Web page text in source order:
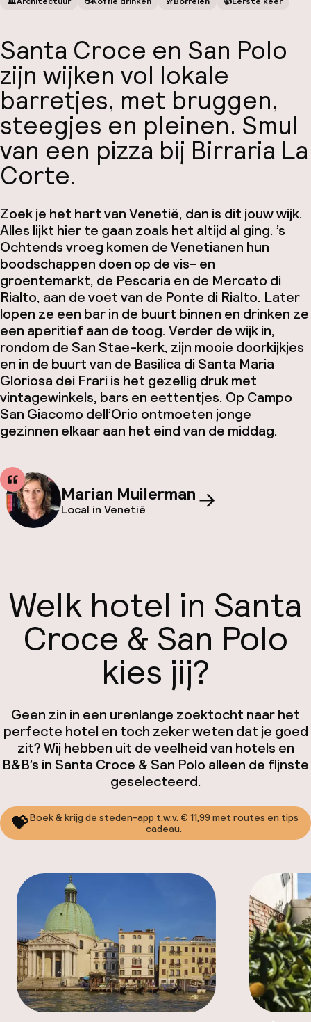
Santa Croce en San Polo
zijn wijken vol lokale
barretjes, met bruggen,
steegjes en pleinen. Smul
van een pizza bij Birraria La
Corte.
Zoek je het hart van Venetië, dan is dit jouw wijk.
Alles lijkt hier te gaan zoals het altijd al ging. ’s
Ochtends vroeg komen de Venetianen hun
boodschappen doen op de vis- en
groentemarkt, de Pescaria en de Mercato di
Rialto, aan de voet van de Ponte di Rialto. Later
lopen ze een bar in de buurt binnen en drinken ze
een aperitief aan de toog. Verder de wijk in,
rondom de San Stae-kerk, zijn mooie doorkijkjes
en in de buurt van de Basilica di Santa Maria
Gloriosa dei Frari is het gezellig druk met
vintagewinkels, bars en eettentjes. Op Campo
San Giacomo dell’Orio ontmoeten jonge
gezinnen elkaar aan het eind van de middag.
Marian Muilerman
Local in Venetië
Welk hotel in Santa
Croce & San Polo
kies jij?
Geen zin in een urenlange zoektocht naar het
perfecte hotel en toch zeker weten dat je goed
zit? Wij hebben uit de veelheid van hotels en
B&B’s in Santa Croce & San Polo alleen de fijnste
geselecteerd.
💝Boek & krijg de steden-app t.w.v. € 11,99 met routes en tips
cadeau.